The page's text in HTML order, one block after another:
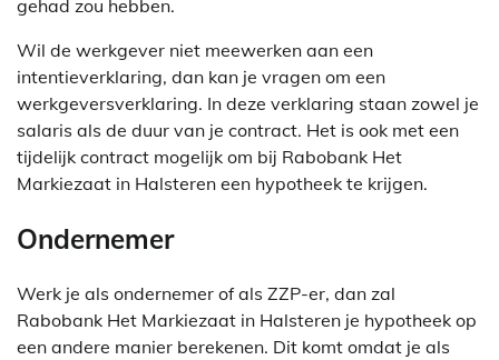
gehad zou hebben.
Wil de werkgever niet meewerken aan een
intentieverklaring, dan kan je vragen om een
werkgeversverklaring. In deze verklaring staan zowel je
salaris als de duur van je contract. Het is ook met een
tijdelijk contract mogelijk om bij Rabobank Het
Markiezaat in Halsteren een hypotheek te krijgen.
Ondernemer
Werk je als ondernemer of als ZZP-er, dan zal
Rabobank Het Markiezaat in Halsteren je hypotheek op
een andere manier berekenen. Dit komt omdat je als